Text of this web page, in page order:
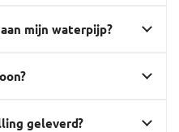
mijn waterpijp?
geleverd?